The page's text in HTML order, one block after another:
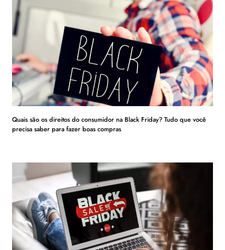
Quais são os direitos do consumidor na Black Friday? Tudo que você
precisa saber para fazer boas compras